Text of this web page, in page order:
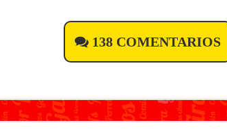
138 COMENTARIOS